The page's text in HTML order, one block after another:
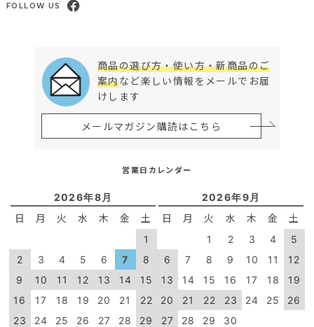
FOLLOW US
商品の選び方・使い方・新商品のご
案内など楽しい情報をメールでお届
けします
メールマガジン購読はこちら
営業日カレンダー
2026年8月
日 月 火 水 木 金 土
1
2
3 4 5 6 7
8
9
10 11 12 13 14
15
16
17 18 19 20 21
22
23
24 25 26 27 28
29
2026年9月
日 月 火 水 木 金 土
1 2 3 4
5
6
7 8 9 10 11
12
13
14 15 16 17 18
19
20
21 22 23 24 25
26
27
28 29 30